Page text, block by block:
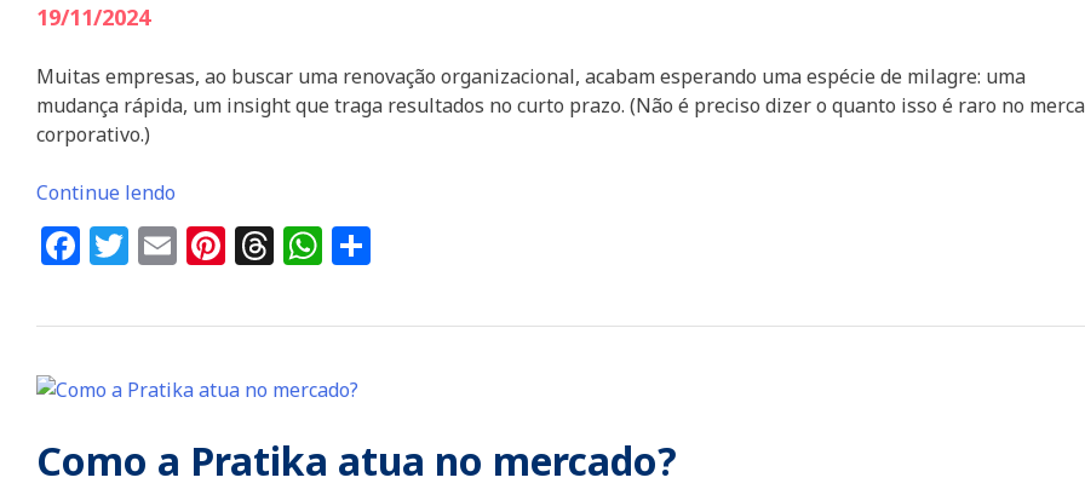
19/11/2024
Muitas empresas, ao buscar uma renovação organizacional, acabam esperando uma espécie de milagre: uma
mudança rápida, um insight que traga resultados no curto prazo. (Não é preciso dizer o quanto isso é raro no
corporativo.)
Continue lendo
Facebook
Twitter
EmailPinterest
Threads
WhatsApp
Como a Pratika atua no mercado?